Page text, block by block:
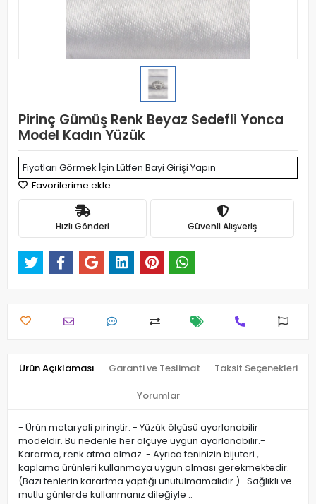
Pirinç Gümüş Renk Beyaz Sedefli Yonca
Model Kadın Yüzük
Fiyatları Görmek İçin Lütfen Bayi Girişi Yapın
Favorilerime ekle
Hızlı Gönderi Güvenli Alışveriş
Ürün Açıklaması Garanti ve Teslimat Taksit Seçenekleri
Yorumlar
- Ürün metaryali pirinçtir. - Yüzük ölçüsü ayarlanabilir
modeldir. Bu nedenle her ölçüye uygun ayarlanabilir.-
Kararma, renk atma olmaz. - Ayrıca teninizin bijuteri ,
kaplama ürünleri kullanmaya uygun olması gerekmektedir.
(Bazı tenlerin karartma yaptığı unutulmamalıdır.)- Sağlıklı ve
mutlu günlerde kullanmanız dileğiyle ..